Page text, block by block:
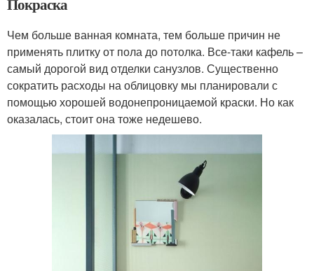
Покраска
Чем больше ванная комната, тем больше причин не
применять плитку от пола до потолка. Все-таки кафель –
самый дорогой вид отделки санузлов. Существенно
сократить расходы на облицовку мы планировали с
помощью хорошей водонепроницаемой краски. Но как
оказалась, стоит она тоже недешево.